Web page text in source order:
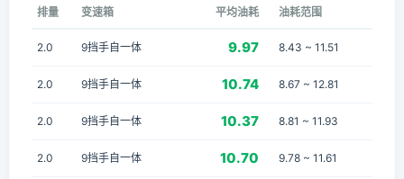
排量 变速箱 平均油耗 油耗范围
2.0 9挡手自一体 9.97 8.43 ~ 11.51
2.0 9挡手自一体 10.74 8.67 ~ 12.81
2.0 9挡手自一体 10.37 8.81 ~ 11.93
2.0 9挡手自一体 10.70 9.78 ~ 11.61